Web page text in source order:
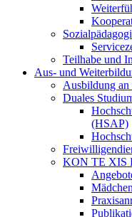
Teilhabe und
Aus- und
Ausbildung an
Duales
(HSAP)
KON TE XIS